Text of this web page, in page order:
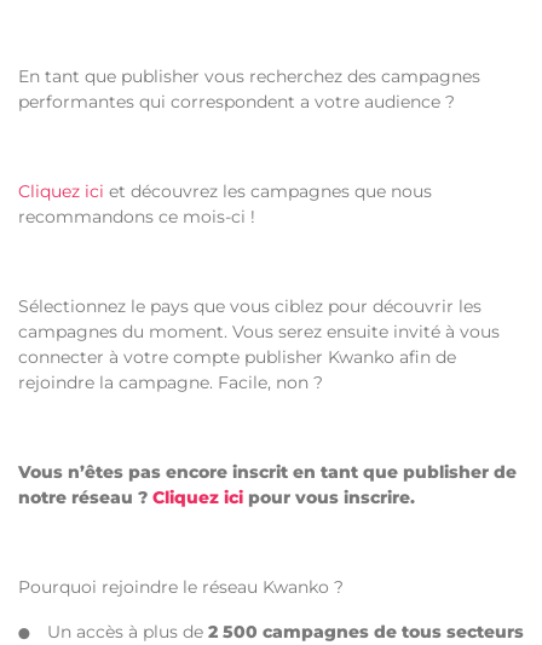
En tant que publisher vous recherchez des campagnes
performantes qui correspondent a votre audience ?
Cliquez ici et découvrez les campagnes que nous
recommandons ce mois-ci !
Sélectionnez le pays que vous ciblez pour découvrir les
campagnes du moment. Vous serez ensuite invité à vous
connecter à votre compte publisher Kwanko afin de
rejoindre la campagne. Facile, non ?
Vous n’êtes pas encore inscrit en tant que publisher de
notre réseau ? Cliquez ici pour vous inscrire.
Pourquoi rejoindre le réseau Kwanko ?
Un accès à plus de 2 500 campagnes de tous secteurs